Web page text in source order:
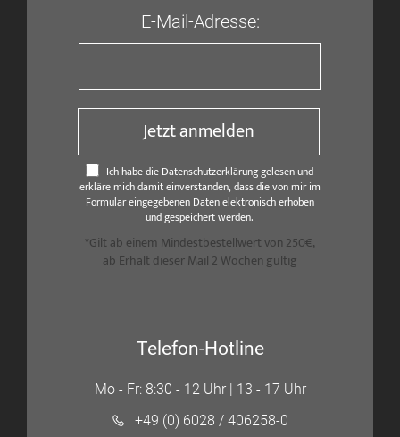
E-Mail-Adresse:
Jetzt anmelden
Ich habe die Datenschutzerklärung gelesen und
erkläre mich damit einverstanden, dass die von mir im
Formular eingegebenen Daten elektronisch erhoben
und gespeichert werden.
*Gilt ab einem Mindestbestellwert von 250€,
ab Erhalt dieser Mail 2 Wochen gültig
Telefon-Hotline
Mo - Fr: 8:30 - 12 Uhr | 13 - 17 Uhr
+49 (0) 6028 / 406258-0